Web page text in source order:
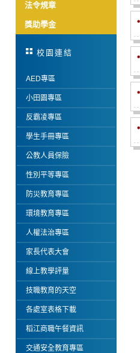
法令規章
獎助學金
校園連結
AED專區
小田園專區
反霸凌專區
學生手冊專區
公教人員保險
性別平等專區
防災教育專區
環境教育專區
人權法治專區
家長代表大會
線上教學評量
技職教育的天空
各處室表格下載
稻江商職午餐資訊
交通安全教育專區